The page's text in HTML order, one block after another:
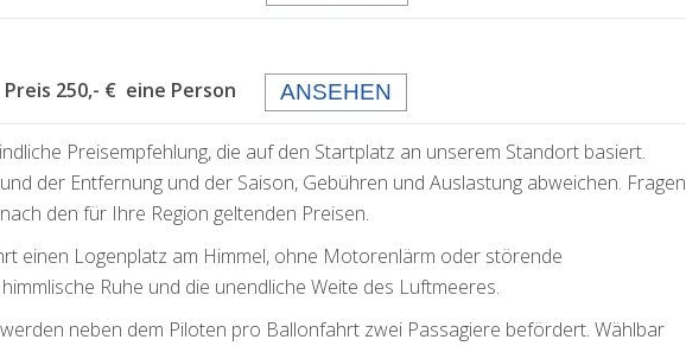
250,- € eine Person ANSEHEN
Preisempfehlung, die auf den Startplatz an unserem Standort basiert.
der Entfernung und der Saison, Gebühren und Auslastung abweichen. Fragen
den für Ihre Region geltenden Preisen.
einen Logenplatz am Himmel, ohne Motorenlärm oder störende
Ruhe und die unendliche Weite des Luftmeeres.
neben dem Piloten pro Ballonfahrt zwei Passagiere befördert. Wählbar